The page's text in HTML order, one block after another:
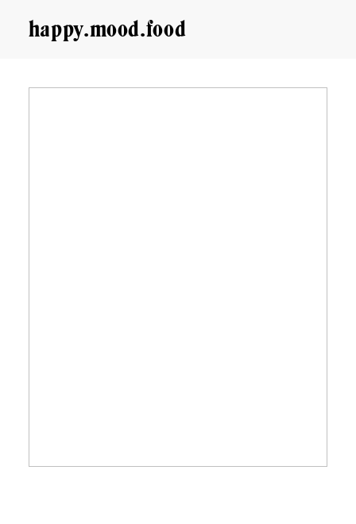
happy.mood.food